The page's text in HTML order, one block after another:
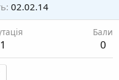
02.02.14
1
Бали
0